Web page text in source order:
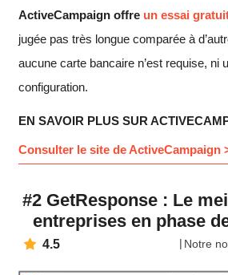
ActiveCampaign offre un essai
jugée pas très longue comparée à
aucune carte bancaire n’est requise, ni
configuration.
EN SAVOIR PLUS SUR
Consulter le site de ActiveCampaign
#2 GetResponse : Le
entreprises en phase
4.5 Notre